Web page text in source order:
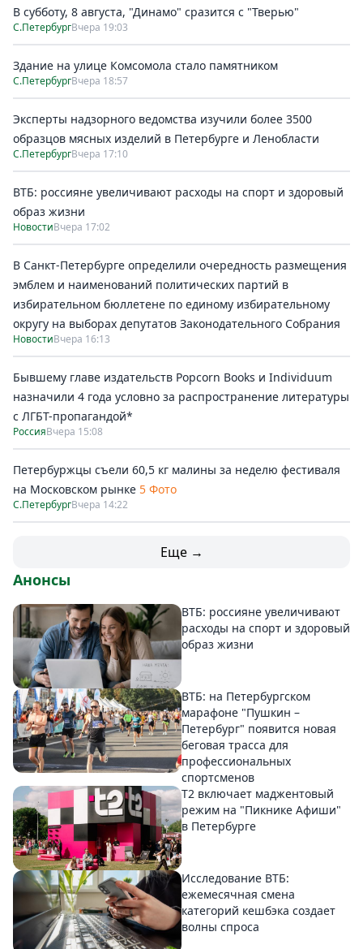
В субботу, 8 августа, "Динамо" сразится с "Тверью"
С.ПетербургВчера 19:03
Здание на улице Комсомола стало памятником
С.ПетербургВчера 18:57
Эксперты надзорного ведомства изучили более 3500
образцов мясных изделий в Петербурге и Ленобласти
С.ПетербургВчера 17:10
ВТБ: россияне увеличивают расходы на спорт и здоровый
образ жизни
НовостиВчера 17:02
В Санкт-Петербурге определили очередность размещения
эмблем и наименований политических партий в
избирательном бюллетене по единому избирательному
округу на выборах депутатов Законодательного Собрания
НовостиВчера 16:13
Бывшему главе издательств Popcorn Books и Individuum
назначили 4 года условно за распространение литературы
с ЛГБТ-пропагандой*
РоссияВчера 15:08
Петербуржцы съели 60,5 кг малины за неделю фестиваля
на Московском рынке 5 Фото
С.ПетербургВчера 14:22
Еще →
Анонсы
ВТБ: россияне увеличивают
расходы на спорт и здоровый
образ жизни
ВТБ: на Петербургском
марафоне "Пушкин –
Петербург" появится новая
беговая трасса для
профессиональных
спортсменов
Т2 включает маджентовый
режим на "Пикнике Афиши"
в Петербурге
Исследование ВТБ:
ежемесячная смена
категорий кешбэка создает
волны спроса